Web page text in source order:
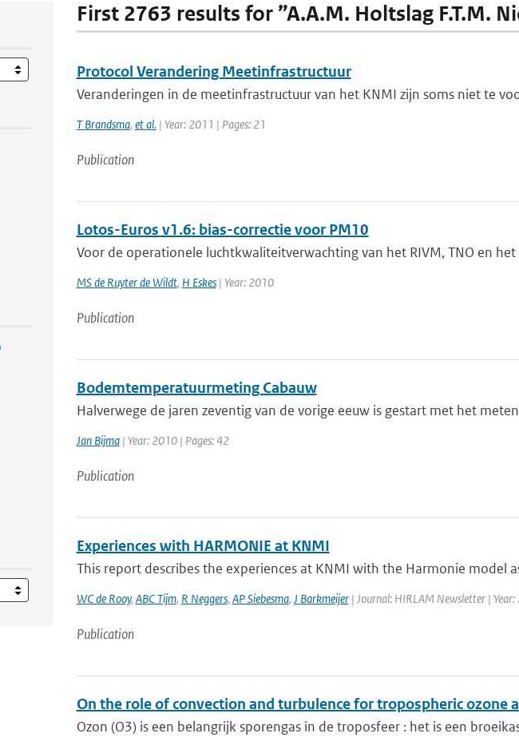
First 2763 results for ”A.A.M. Holtslag F.T.M.
Protocol Verandering Meetinfrastructuur
Veranderingen in de meetinfrastructuur van het KNMI zijn soms niet te
T Brandsma, et al.| Year: 2011 | Pages: 21
Publication
Lotos-Euros v1.6: bias-correctie voor PM10
Voor de operationele luchtkwaliteitverwachting van het RIVM, TNO en het
MS de Ruyter de Wildt, H Eskes| Year: 2010
Publication
Bodemtemperatuurmeting Cabauw
Halverwege de jaren zeventig van de vorige eeuw is gestart met het
Jan Bijma| Year: 2010 | Pages: 42
Publication
Experiences with HARMONIE at KNMI
This report describes the experiences at KNMI with the Harmonie model
WC de Rooy, ABC Tijm, R Neggers, AP Siebesma, J Barkmeijer| Journal: HIRLAM Newsletter |
Publication
On the role of convection and turbulence for tropospheric ozone
Ozon (O3) is een belangrijk sporengas in de troposfeer : het is een